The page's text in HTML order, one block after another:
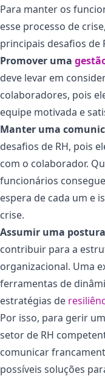
Para manter os
esse processo de
principais desafios de
Promover uma
deve levar em
colaboradores, pois
equipe motivada e
Manter uma
desafios de RH, pois
com o colaborador.
funcionários
espera de cada um e
crise.
Assumir uma
contribuir para a
organizacional. Uma
ferramentas de
estratégias de
Por isso, para gerir
setor de RH
comunicar
possíveis soluções